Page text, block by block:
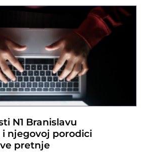
N1 Branislavu
njegovoj porodici
pretnje